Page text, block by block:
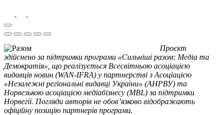
Проєкт
здійснено за підтримки програми «Сильніші разом: Медіа та
Демократія», що реалізується Всесвітньою асоціацією
видавців новин (WAN-IFRA) у партнерстві з Асоціацією
«Незалежні регіональні видавці України» (АНРВУ) та
Норвезькою асоціацією медіабізнесу (MBL) за підтримки
Норвегії. Погляди авторів не обов’язково відображають
офіційну позицію партнерів програми.